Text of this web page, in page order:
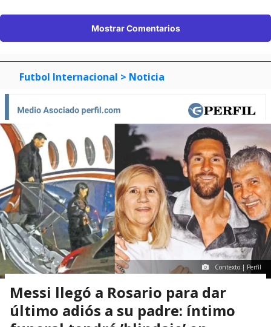
Mostrar Comentarios
Futbol Internacional > Noticia
Contexto | Perfil
Messi llegó a Rosario para dar
último adiós a su padre: íntimo